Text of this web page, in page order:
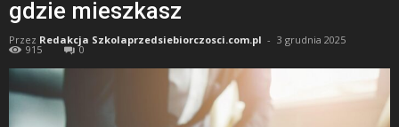
gdzie mieszkasz
Przez Redakcja Szkolaprzedsiebiorczosci.com.pl - 3 grudnia 2025
915 0